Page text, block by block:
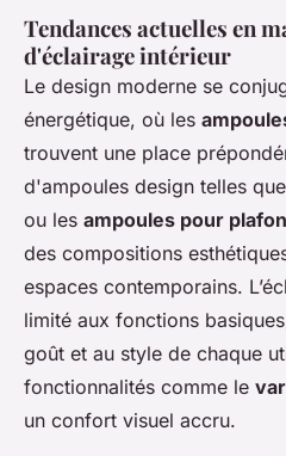
Tendances actuelles en
d'éclairage intérieur
Le design moderne se
énergétique, où les
trouvent une place
d'ampoules design telles
ou les ampoules pour
des compositions
espaces contemporains.
limité aux fonctions
goût et au style de chaque
fonctionnalités comme le
un confort visuel accru.